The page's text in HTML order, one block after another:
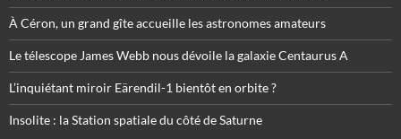
À Céron, un grand gîte accueille les astronomes amateurs
Le télescope James Webb nous dévoile la galaxie Centaurus A
L’inquiétant miroir Eärendil-1 bientôt en orbite ?
Insolite : la Station spatiale du côté de Saturne